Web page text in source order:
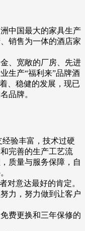
中国最大的家具生产
销售为一体的酒店家
、宽敞的厂房、先进
生产“福利来”品牌酒
、稳健的发展，现已
品牌。
验丰富，技术过硬
完善的生产工艺流
质量与服务保障，自
对意达最好的肯定。
力，努力做到让客户
费更换和三年保修的